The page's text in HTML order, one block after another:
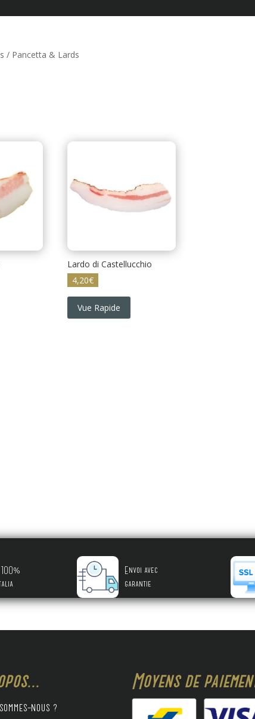
/ Pancetta & Lards
Lardo di Castellucchio
4,20€
Vue Rapide
Envoi avec
garantie
nous ?
Moyens de